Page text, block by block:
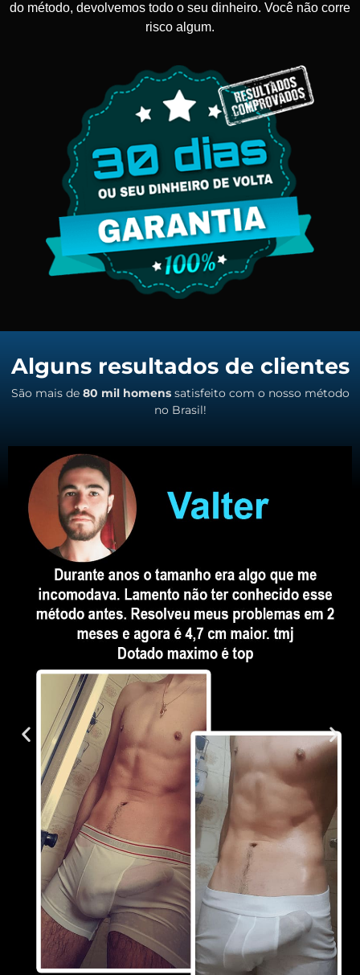
do método, devolvemos todo o seu dinheiro. Você não corre
risco algum.
Alguns resultados de clientes
São mais de 80 mil homenssatisfeito com o nosso método
no Brasil!